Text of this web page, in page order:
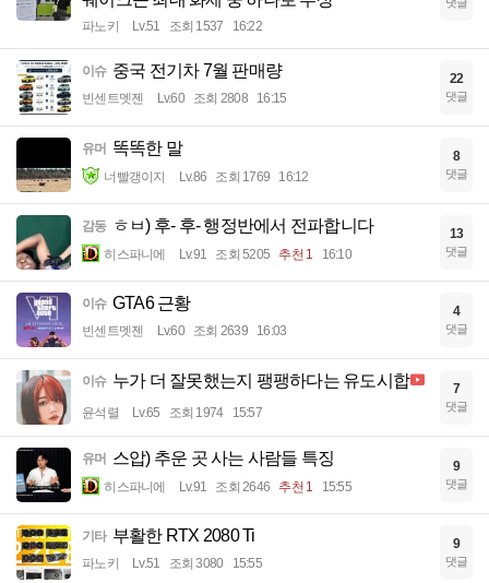
파노키 Lv.51 조회 1537 16:22
이슈 중국 전기차 7월 판매량
빈센트멧젠 Lv.60 조회 2808 16:15
22
댓글
유머 똑똑한 말
너빨갱이지 Lv.86 조회 1769 16:12
8
댓글
감동 ㅎㅂ) 후- 후- 행정반에서 전파합니다
히스파니에 Lv.91 조회 5205 추천 1 16:10
13
댓글
이슈 GTA6 근황
빈센트멧젠 Lv.60 조회 2639 16:03
4
댓글
이슈 누가 더 잘못했는지 팽팽하다는 유도시합
윤석렬 Lv.65 조회 1974 15:57
7
댓글
유머 스압) 추운 곳 사는 사람들 특징
히스파니에 Lv.91 조회 2646 추천 1 15:55
9
댓글
기타 부활한 RTX 2080 Ti
파노키 Lv.51 조회 3080 15:55
9
댓글